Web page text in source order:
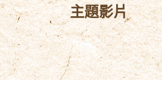
主題影片